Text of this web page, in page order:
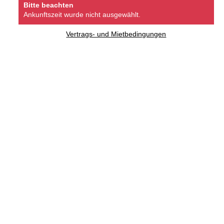
Bitte beachten
Ankunftszeit wurde nicht ausgewählt.
Vertrags- und Mietbedingungen